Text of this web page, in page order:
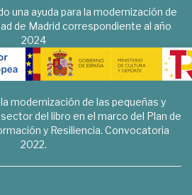
una ayuda para la modernización de
de Madrid correspondiente al año
2024
modernización de las pequeñas y
del libro en el marco del Plan de
y Resiliencia. Convocatoria
2022.